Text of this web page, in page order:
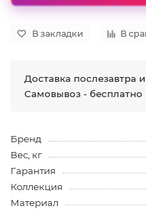
В закладки В
Доставка послезавтра
Самовывоз - бесплатно
Бренд
Вес, кг
Гарантия
Коллекция
Материал